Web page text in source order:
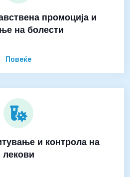
промоција и
на болести
Повеќе
и контрола на
лекови